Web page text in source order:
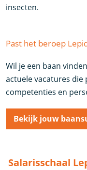
insecten.
Past het beroep
Wil je een baan
actuele vacatures die
competenties en
Bekijk jouw
Salarisschaal